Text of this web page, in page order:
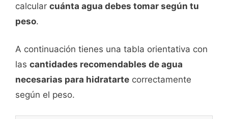
calcular cuánta agua debes tomar según tu
peso.
A continuación tienes una tabla orientativa con
las cantidades recomendables de agua
necesarias para hidratarte correctamente
según el peso.